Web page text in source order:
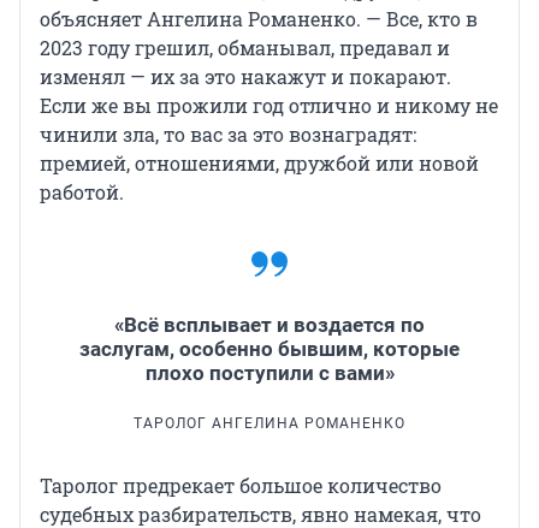
объясняет Ангелина Романенко. — Все, кто в
2023 году грешил, обманывал, предавал и
изменял — их за это накажут и покарают.
Если же вы прожили год отлично и никому не
чинили зла, то вас за это вознаградят:
премией, отношениями, дружбой или новой
работой.
«Всё всплывает и воздается по
заслугам, особенно бывшим, которые
плохо поступили с вами»
ТАРОЛОГ АНГЕЛИНА РОМАНЕНКО
Таролог предрекает большое количество
судебных разбирательств, явно намекая, что